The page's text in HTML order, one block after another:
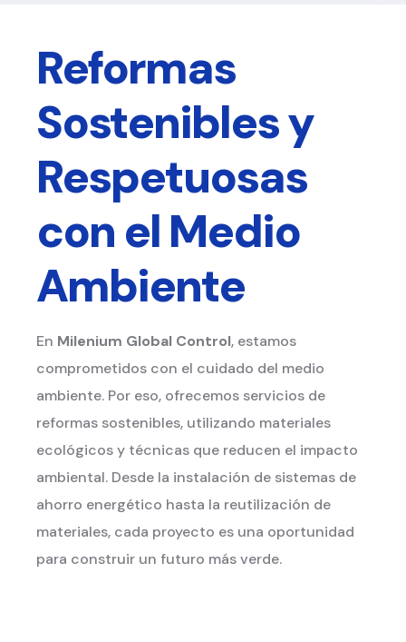
Reformas
Sostenibles y
Respetuosas
con el Medio
Ambiente
En Milenium Global Control, estamos
comprometidos con el cuidado del medio
ambiente. Por eso, ofrecemos servicios de
reformas sostenibles, utilizando materiales
ecológicos y técnicas que reducen el impacto
ambiental. Desde la instalación de sistemas de
ahorro energético hasta la reutilización de
materiales, cada proyecto es una oportunidad
para construir un futuro más verde.